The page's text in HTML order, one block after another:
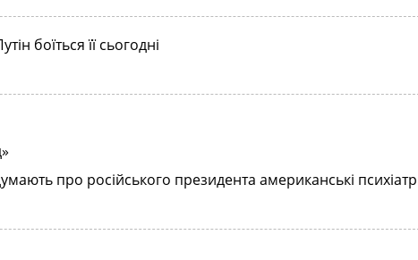
боїться її сьогодні
про російського президента американські